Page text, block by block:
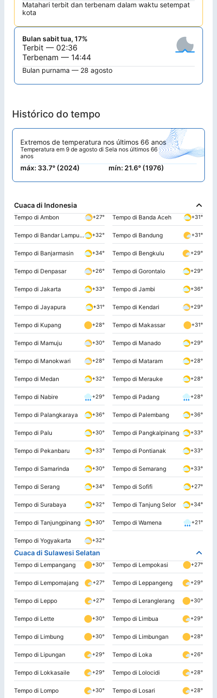
Matahari terbit dan terbenam dalam waktu setempat
kota
Bulan sabit tua, 17%
Terbit — 02:36
Terbenam — 14:44
Bulan purnama — 28 agosto
Histórico do tempo
Extremos de temperatura nos últimos 66 anos
Temperatura em 9 de agosto di Sela nos últimos 66
anos
máx: 33.7° (2024) mín: 21.6° (1976)
Cuaca di Indonesia
Tempo di Ambon +27° Tempo di Banda Aceh +31°
Tempo di Bandar Lampung +32° Tempo di Bandung +31°
Tempo di Banjarmasin +34° Tempo di Bengkulu +29°
Tempo di Denpasar +26° Tempo di Gorontalo +29°
Tempo di Jakarta +33° Tempo di Jambi +36°
Tempo di Jayapura +31° Tempo di Kendari +29°
Tempo di Kupang +28° Tempo di Makassar +31°
Tempo di Mamuju +30° Tempo di Manado +29°
Tempo di Manokwari +28° Tempo di Mataram +28°
Tempo di Medan +32° Tempo di Merauke +28°
Tempo di Nabire +29° Tempo di Padang +28°
Tempo di Palangkaraya +36° Tempo di Palembang +36°
Tempo di Palu +30° Tempo di Pangkalpinang +33°
Tempo di Pekanbaru +33° Tempo di Pontianak +33°
Tempo di Samarinda +30° Tempo di Semarang +33°
Tempo di Serang +34° Tempo di Sofifi +27°
Tempo di Surabaya +32° Tempo di Tanjung Selor +34°
Tempo di Tanjungpinang +30° Tempo di Wamena +21°
Tempo di Yogyakarta +32°
Cuaca di Sulawesi Selatan
Tempo di Lempangang +30° Tempo di Lempokasi +27°
Tempo di Lempomajang +27° Tempo di Leppangeng +29°
Tempo di Leppo +27° Tempo di Leranglerang +30°
Tempo di Lette +30° Tempo di Limbua +29°
Tempo di Limbung +30° Tempo di Limbungan +28°
Tempo di Lipungan +29° Tempo di Loka +26°
Tempo di Lokkasaile +29° Tempo di Lolocidi +28°
Tempo di Lompo +30° Tempo di Losari +28°